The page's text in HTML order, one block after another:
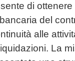
di
bancaria del
alle
La